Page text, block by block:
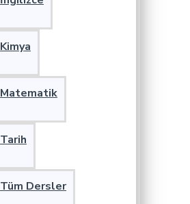
Kimya
Matematik
Tarih
Tüm Dersler